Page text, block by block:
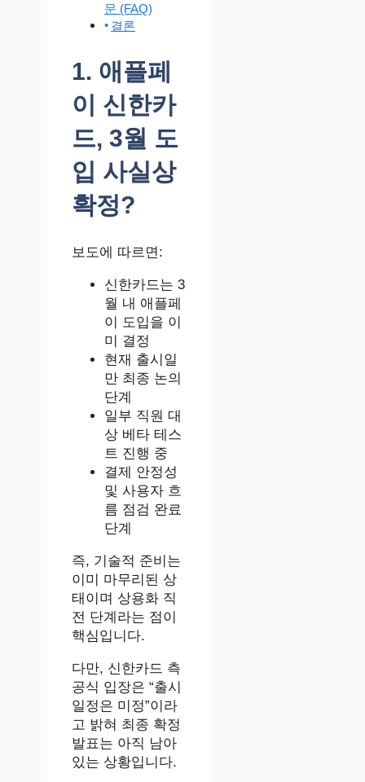
문 (FAQ)
결론
1. 애플페
이 신한카
드, 3월 도
입 사실상
확정?
보도에 따르면:
신한카드는 3
월 내 애플페
이 도입을 이
미 결정
현재 출시일
만 최종 논의
단계
일부 직원 대
상 베타 테스
트 진행 중
결제 안정성
및 사용자 흐
름 점검 완료
단계
즉, 기술적 준비는
이미 마무리된 상
태이며 상용화 직
전 단계라는 점이
핵심입니다.
다만, 신한카드 측
공식 입장은 “출시
일정은 미정”이라
고 밝혀 최종 확정
발표는 아직 남아
있는 상황입니다.